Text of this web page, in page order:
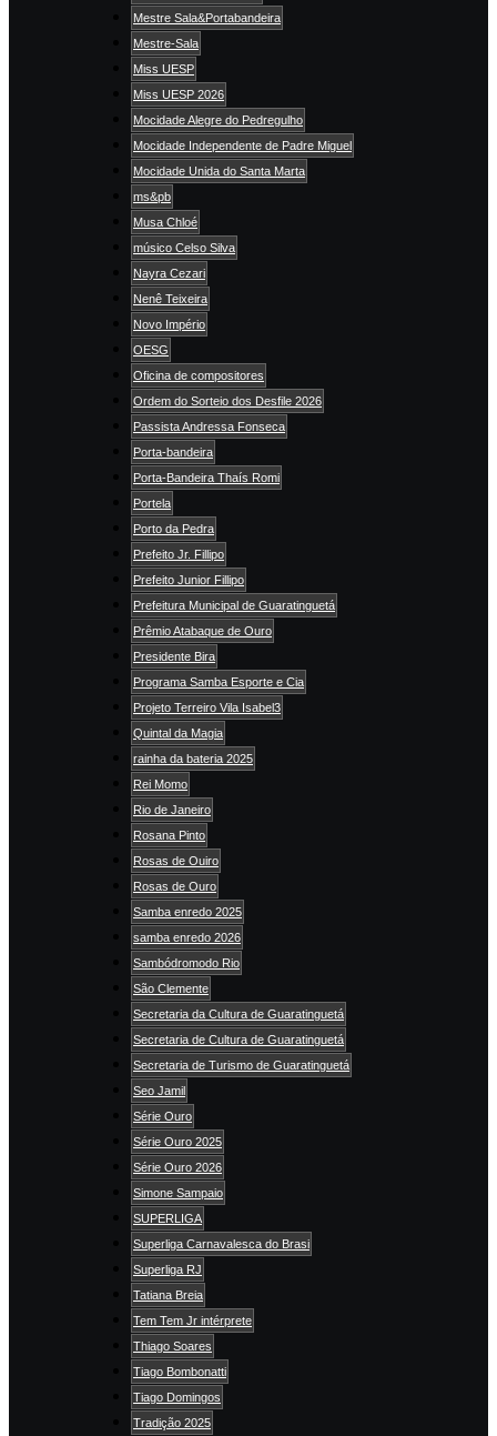
Mestre Sala&Portabandeira
Mestre-Sala
Miss UESP
Miss UESP 2026
Mocidade Alegre do Pedregulho
Mocidade Independente de Padre Miguel
Mocidade Unida do Santa Marta
ms&pb
Musa Chloé
músico Celso Silva
Nayra Cezari
Nenê Teixeira
Novo Império
OESG
Oficina de compositores
Ordem do Sorteio dos Desfile 2026
Passista Andressa Fonseca
Porta-bandeira
Porta-Bandeira Thaís Romi
Portela
Porto da Pedra
Prefeito Jr. Fillipo
Prefeito Junior Fillipo
Prefeitura Municipal de Guaratinguetá
Prêmio Atabaque de Ouro
Presidente Bira
Programa Samba Esporte e Cia
Projeto Terreiro Vila Isabel3
Quintal da Magia
rainha da bateria 2025
Rei Momo
Rio de Janeiro
Rosana Pinto
Rosas de Ouiro
Rosas de Ouro
Samba enredo 2025
samba enredo 2026
Sambódromodo Rio
São Clemente
Secretaria da Cultura de Guaratinguetá
Secretaria de Cultura de Guaratinguetá
Secretaria de Turismo de Guaratinguetá
Seo Jamil
Série Ouro
Série Ouro 2025
Série Ouro 2026
Simone Sampaio
SUPERLIGA
Superliga Carnavalesca do Brasi
Superliga RJ
Tatiana Breia
Tem Tem Jr intérprete
Thiago Soares
Tiago Bombonatti
Tiago Domingos
Tradição 2025